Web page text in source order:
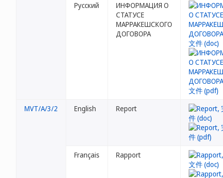
Русский
ИНФОРМАЦИЯ О
СТАТУСЕ
МАРРАКЕШСКОГО
ДОГОВОРА
MVT/A/3/2 English Report
Français Rapport